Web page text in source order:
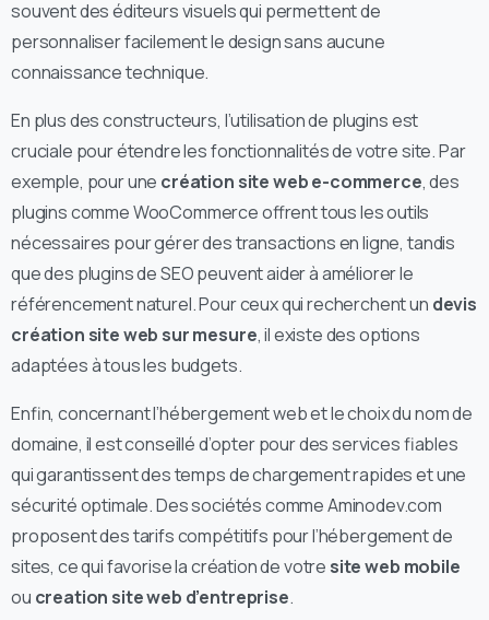
souvent des éditeurs visuels qui permettent de
personnaliser facilement le design sans aucune
connaissance technique.
En plus des constructeurs, l’utilisation de plugins est
cruciale pour étendre les fonctionnalités de votre site. Par
exemple, pour une création site web e-commerce, des
plugins comme WooCommerce offrent tous les outils
nécessaires pour gérer des transactions en ligne, tandis
que des plugins de SEO peuvent aider à améliorer le
référencement naturel. Pour ceux qui recherchent un devis
création site web sur mesure, il existe des options
adaptées à tous les budgets.
Enfin, concernant l’hébergement web et le choix du nom de
domaine, il est conseillé d’opter pour des services fiables
qui garantissent des temps de chargement rapides et une
sécurité optimale. Des sociétés comme Aminodev.com
proposent des tarifs compétitifs pour l’hébergement de
sites, ce qui favorise la création de votre site web mobile
ou creation site web d’entreprise.